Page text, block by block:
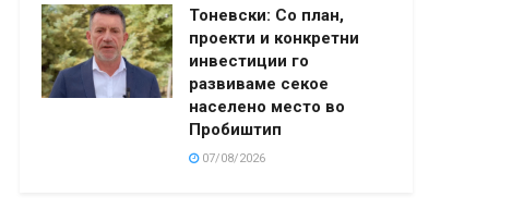
Тоневски: Со план,
проекти и конкретни
инвестиции го
развиваме секое
населено место во
Пробиштип
07/08/2026